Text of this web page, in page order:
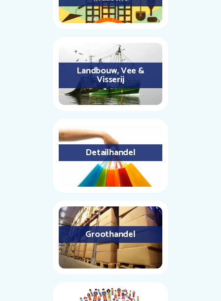
Landbouw, Vee &
Visserij
Detailhandel
Groothandel